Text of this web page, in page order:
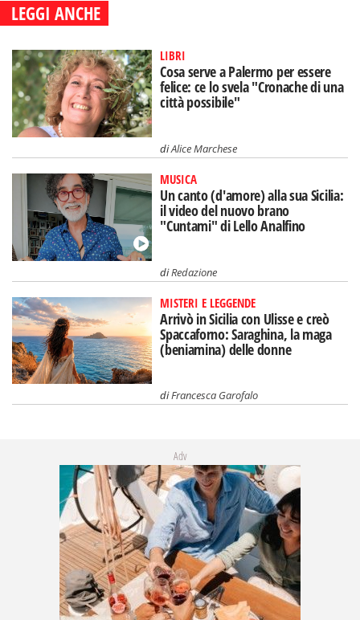
LEGGI ANCHE
LIBRI
Cosa serve a Palermo per essere
felice: ce lo svela "Cronache di una
città possibile"
diAlice Marchese
MUSICA
Un canto (d'amore) alla sua Sicilia:
il video del nuovo brano
"Cuntami" di Lello Analfino
diRedazione
MISTERI E LEGGENDE
Arrivò in Sicilia con Ulisse e creò
Spaccaforno: Saraghina, la maga
(beniamina) delle donne
diFrancesca Garofalo
Adv